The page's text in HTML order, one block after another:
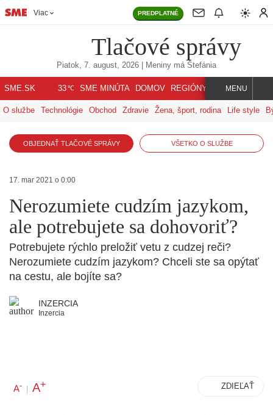
Viac PREDPLATNÉ
Tlačové správy
Piatok, 7. august, 2026 | Meniny má Štefánia
SME.SK 33℃ SME MINÚTA DOMOV REGIÓNY INDEX SVET
MENU
O službe Technológie Obchod Zdravie Žena, šport, rodina Life style
OBJEDNAŤ TLAČOVÉ SPRÁVY VŠETKO O SLUŽBE
17. mar 2021 o 0:00
Nerozumiete cudzím jazykom,
ale potrebujete sa dohovoriť?
Potrebujete rýchlo preložiť vetu z cudzej reči?
Nerozumiete cudzím jazykom? Chceli ste sa opýtať
na cestu, ale bojíte sa?
INZERCIA
Inzercia
A- | A+ ZDIEĽAŤ